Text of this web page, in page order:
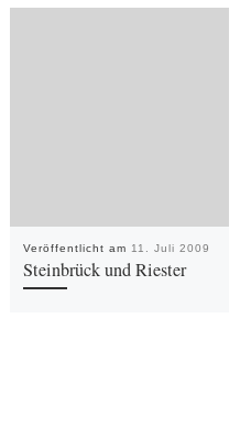
Veröffentlicht am 11. Juli 2009
Steinbrück und Riester